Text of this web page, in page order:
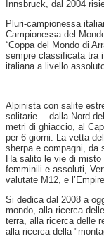
Innsbruck, dal 2004
Pluri-campionessa
Campionessa del
“Coppa del Mondo di
sempre classificata tra
italiana a livello
Alpinista con salite
solitarie… dalla Nord
metri di ghiaccio, al
per 6 giorni. La vetta
sherpa e compagni, da
Ha salito le vie di
femminili e assoluti,
valutate M12, e
Si dedica dal 2008 a
mondo, alla ricerca
terra, alla ricerca delle
alla ricerca della